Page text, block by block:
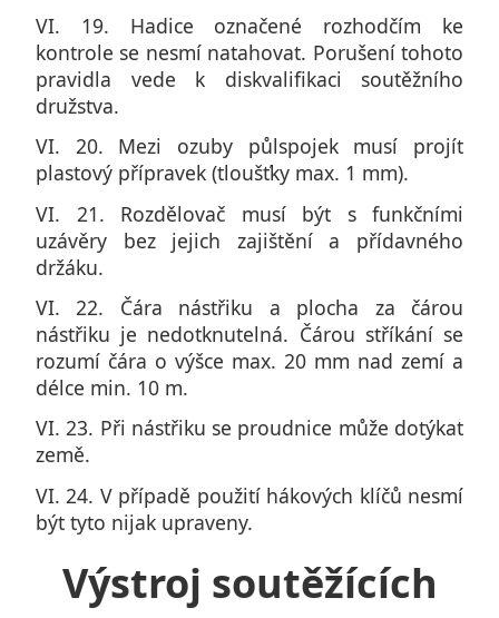
VI. 19. Hadice označené rozhodčím ke
kontrole se nesmí natahovat. Porušení tohoto
pravidla vede k diskvalifikaci soutěžního
družstva.
VI. 20. Mezi ozuby půlspojek musí projít
plastový přípravek (tloušťky max. 1 mm).
VI. 21. Rozdělovač musí být s funkčními
uzávěry bez jejich zajištění a přídavného
držáku.
VI. 22. Čára nástřiku a plocha za čárou
nástřiku je nedotknutelná. Čárou stříkání se
rozumí čára o výšce max. 20 mm nad zemí a
délce min. 10 m.
VI. 23. Při nástřiku se proudnice může dotýkat
země.
VI. 24. V případě použití hákových klíčů nesmí
být tyto nijak upraveny.
Výstroj soutěžících